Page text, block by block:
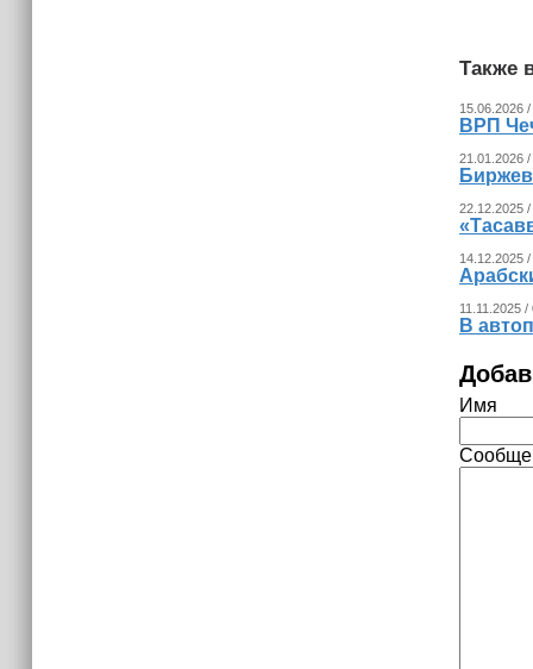
Также
15.06.2026
ВРП
21.01.2026 /
22.12.2025
14.12.2025
11.11.2025 /
В
Имя